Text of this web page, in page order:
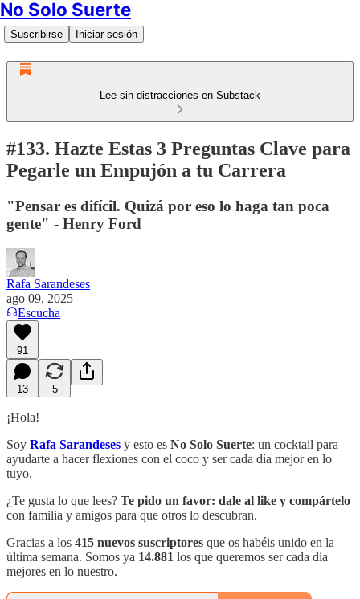
No Solo Suerte
Suscribirse Iniciar sesión
Lee sin distracciones en Substack
#133. Hazte Estas 3 Preguntas Clave para
Pegarle un Empujón a tu Carrera
"Pensar es difícil. Quizá por eso lo haga tan poca
gente" - Henry Ford
Rafa Sarandeses
ago 09, 2025
Escucha
91
13 5
¡Hola!
Soy Rafa Sarandeses y esto es No Solo Suerte: un cocktail para
ayudarte a hacer flexiones con el coco y ser cada día mejor en lo
tuyo.
¿Te gusta lo que lees? Te pido un favor: dale al like y compártelo
con familia y amigos para que otros lo descubran.
Gracias a los 415 nuevos suscriptores que os habéis unido en la
última semana. Somos ya 14.881 los que queremos ser cada día
mejores en lo nuestro.